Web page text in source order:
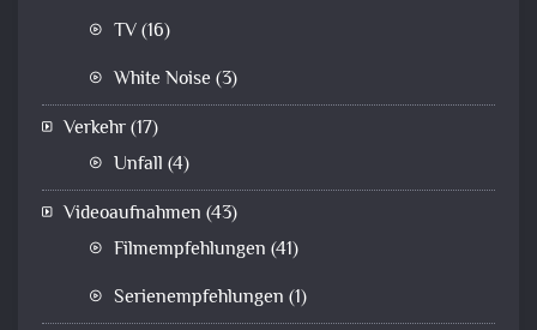
TV(16)
White Noise (3)
Verkehr(17)
Unfall (4)
Videoaufnahmen (43)
Filmempfehlungen (41)
Serienempfehlungen (1)